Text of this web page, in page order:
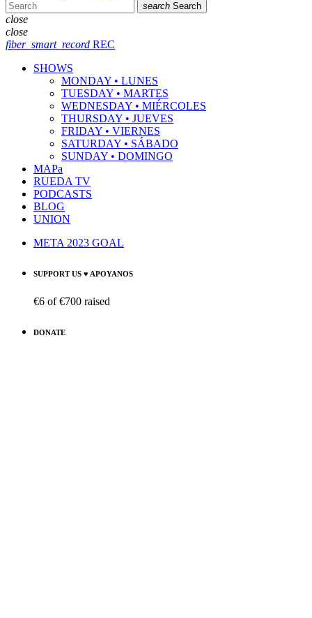
search Search
close
close
fiber_smart_record REC
SHOWS
MONDAY • LUNES
TUESDAY • MARTES
WEDNESDAY • MIÉRCOLES
THURSDAY • JUEVES
FRIDAY • VIERNES
SATURDAY • SÁBADO
SUNDAY • DOMINGO
MAPa
RUEDA TV
PODCASTS
BLOG
UNION
META 2023 GOAL
SUPPORT US ♥ APOYANOS
€6 of€700 raised
DONATE